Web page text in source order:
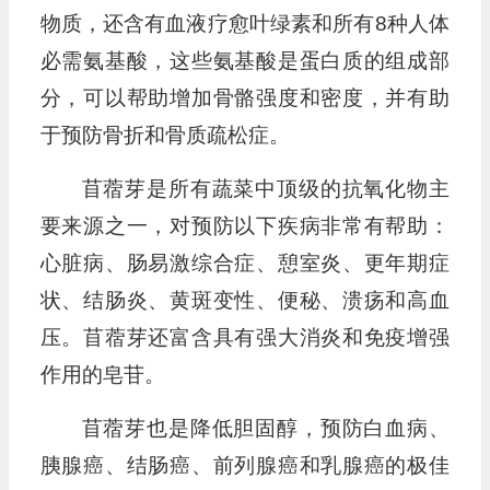
物质，还含有血液疗愈叶绿素和所有8种人体
必需氨基酸，这些氨基酸是蛋白质的组成部
分，可以帮助增加骨骼强度和密度，并有助
于预防骨折和骨质疏松症。
苜蓿芽是所有蔬菜中顶级的抗氧化物主
要来源之一，对预防以下疾病非常有帮助：
心脏病、肠易激综合症、憩室炎、更年期症
状、结肠炎、黄斑变性、便秘、溃疡和高血
压。苜蓿芽还富含具有强大消炎和免疫增强
作用的皂苷。
苜蓿芽也是降低胆固醇，预防白血病、
胰腺癌、结肠癌、前列腺癌和乳腺癌的极佳